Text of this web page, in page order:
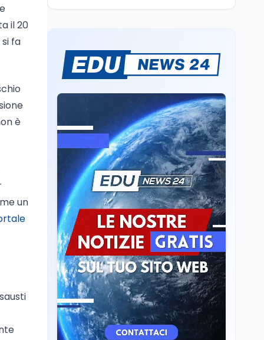
il 20
fa
è
un
Il rivelatore che 'vede' i
reattori spenti
roccia
Scuola6 ago
Posizioni economiche
ATA: la matematica
degli arretrati fino a
4.150 euro
Cultura6 ago
Spesa culturale in
Lombardia da record,
ma la voragine Nord-
Sud triplica
Cultura 6 ago
Francesco Guccini si è
spento a Pàvana: addio
al Maestrone